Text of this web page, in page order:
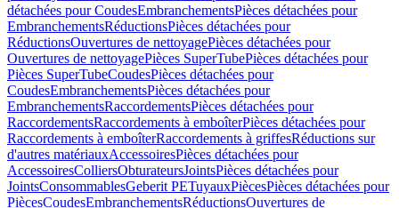
détachées pour CoudesEmbranchementsPièces détachées pour
EmbranchementsRéductionsPièces détachées pour
RéductionsOuvertures de nettoyagePièces détachées pour
Ouvertures de nettoyagePièces SuperTubePièces détachées pour
Pièces SuperTubeCoudesPièces détachées pour
CoudesEmbranchementsPièces détachées pour
EmbranchementsRaccordementsPièces détachées pour
RaccordementsRaccordements à emboîterPièces détachées pour
Raccordements à emboîterRaccordements à griffesRéductions sur
d'autres matériauxAccessoiresPièces détachées pour
AccessoiresColliersObturateursJointsPièces détachées pour
JointsConsommablesGeberit PETuyauxPiècesPièces détachées pour
PiècesCoudesEmbranchementsRéductionsOuvertures de